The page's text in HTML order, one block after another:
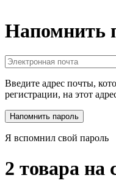
Напомнить
Введите адрес почты,
регистрации, на этот
Я вспомнил свой пароль
2 товара на